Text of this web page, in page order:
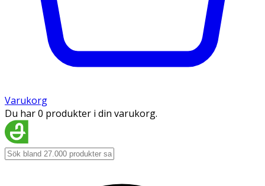
Varukorg
Du har 0 produkter i din varukorg.